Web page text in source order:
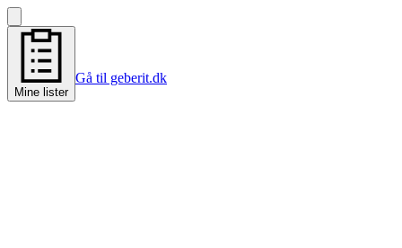
Mine lister
Gå til geberit.dk